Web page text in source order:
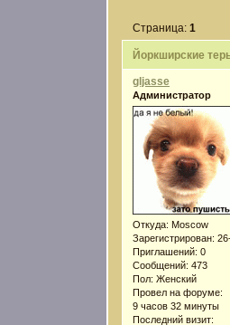
Йоркширские
Страница:1
gljasse
Администратор
Откуда: Moscow
Зарегистрирован:
Приглашений: 0
Сообщений: 473
Пол: Женский
Провел на форуме:
9 часов 32 минуты
Последний визит: